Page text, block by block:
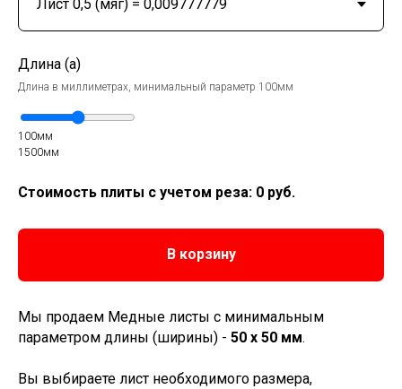
Длина (a)
Длина в миллиметрах, минимальный параметр 100мм
100мм
1500мм
Стоимость плиты с учетом реза: 0 руб.
В корзину
Мы продаем Медные листы с минимальным
параметром длины (ширины) - 50 х 50 мм.
Вы выбираете лист необходимого размера,